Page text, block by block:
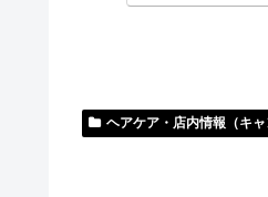
ヘアケア・店内情報（キ